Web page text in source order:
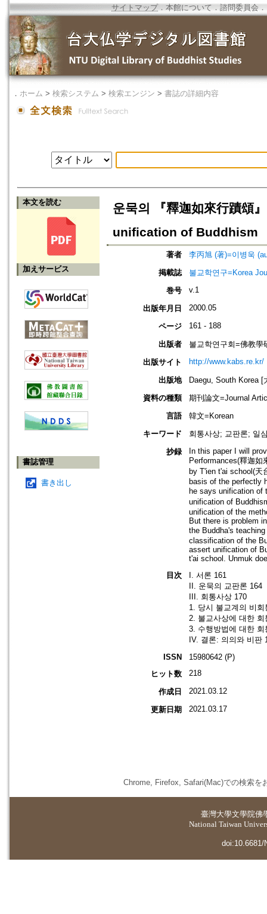
サイトマップ．本館について ． 諮問委員会 ．
． ホーム > 検索システム > 検索エンジン > 書誌の詳細内容
本文を読む
加えサービス
書誌管理
書き出し
운묵의 『釋迦如來行蹟頌
unification of Buddhism
著者
李丙旭 (著)=이병욱
掲載誌
불교학연구=Korea
巻号
v.1
出版年月日 2000.05
ページ 161 - 188
出版者
불교학연구회=佛教學
出版サイト
http://www.kabs.re.kr/
出版地
Daegu, South Korea [
資料の種類
期刊論文=Journal
言語
韓文=Korean
キーワード
회통사상; 교판론; 일
抄録
In this paper I will
Performances(釋迦
by T'ien t'ai school(天
basis of the perfectly
he says unification of
unification of
unification of the
But there is problem
the Buddha's
classification of the
assert unification of
t'ai school. Unmuk
目次
I. 서론 161
II. 운묵의 교판론 164
III. 회통사상 170
1. 당시 불교계의 비
2. 불교사상에 대한 회
3. 수행방법에 대한 회
IV. 결론: 의의와 비판
ISSN
15980642 (P)
ヒット数
218
作成日 2021.03.12
更新日期 2021.03.17
Chrome, Firefox, Safari(Mac)での検索を
臺灣大學文學院佛
National Taiwan
doi:10.6681/